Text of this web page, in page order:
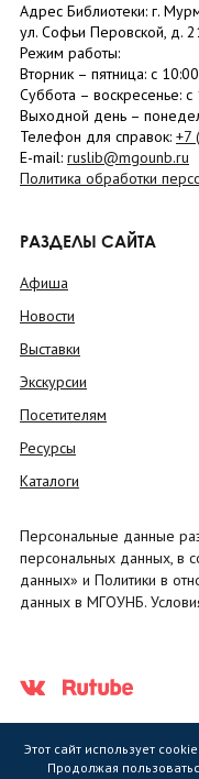
Адрес Библиотеки: г.
ул. Софьи Перовской, д.
Режим работы:
Вторник – пятница: с
Суббота – воскресенье:
Выходной день –
Телефон для справок: +7
E-mail: ruslib@mgounb.ru
Политика обработки
РАЗДЕЛЫ САЙТА
Афиша
Новости
Выставки
Экскурсии
Посетителям
Ресурсы
Каталоги
Персональные данные
персональных данных, в
данных» и Политики в
данных в МГОУНБ.
Этот сайт использует
Продолжая